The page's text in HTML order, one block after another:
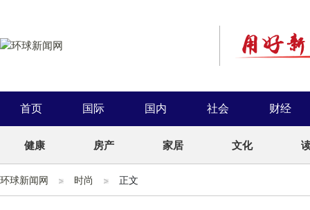
首页 国际 国内 社会 财经
健康 房产 家居 文化
环球新闻网 时尚 正文